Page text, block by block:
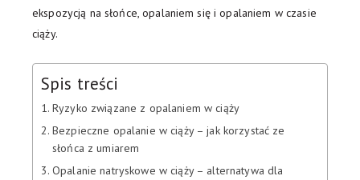
ekspozycją na słońce, opalaniem się i opalaniem w czasie
ciąży.
Spis treści
Ryzyko związane z opalaniem w ciąży
Bezpieczne opalanie w ciąży – jak korzystać ze
słońca z umiarem
Opalanie natryskowe w ciąży – alternatywa dla